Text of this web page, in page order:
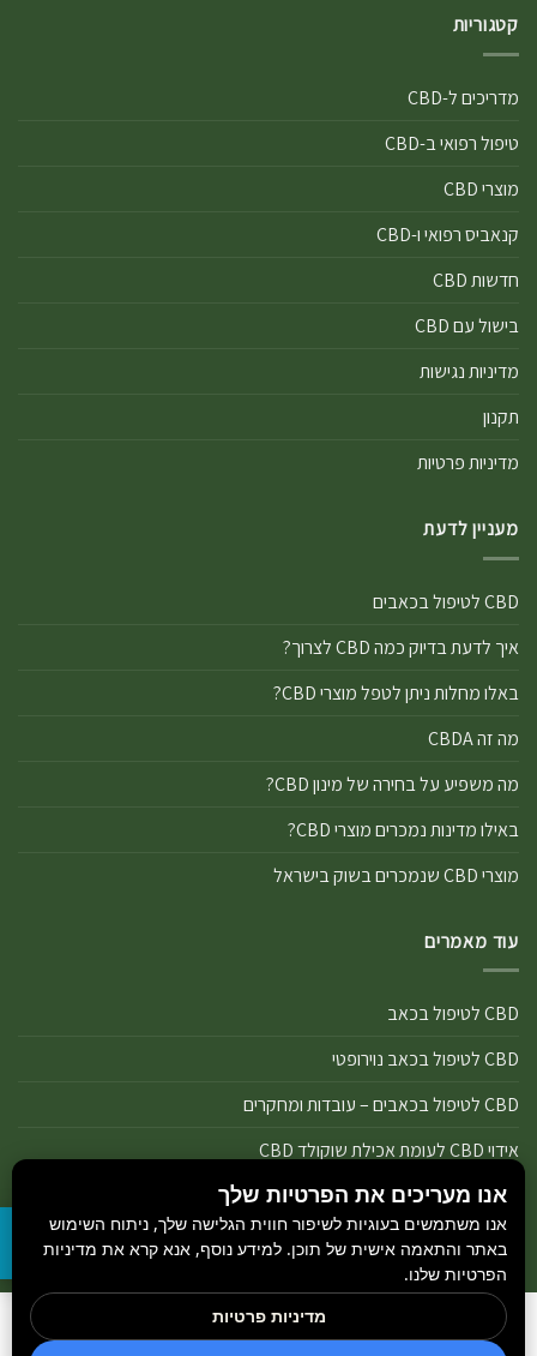
קטגוריות
מדריכים ל-CBD
טיפול רפואי ב-CBD
מוצרי CBD
קנאביס רפואי ו-CBD
חדשות CBD
בישול עם CBD
מדיניות נגישות
תקנון
מדיניות פרטיות
מעניין לדעת
CBD לטיפול בכאבים
איך לדעת בדיוק כמה CBD לצרוך?
באלו מחלות ניתן לטפל מוצרי CBD?
מה זה CBDA
מה משפיע על בחירה של מינון CBD?
באילו מדינות נמכרים מוצרי CBD?
מוצרי CBD שנמכרים בשוק בישראל
עוד מאמרים
CBD לטיפול בכאב
CBD לטיפול בכאב נוירופטי
CBD לטיפול בכאבים – עובדות ומחקרים
אידוי CBD לעומת אכילת שוקולד CBD
אידוי נכון של מוצרי שמן ותפרחת CBD
אידוי שמן CBD או אידוי תפרחת CBD
הבלוג
אנו מעריכים את הפרטיות שלך
אנו משתמשים בעוגיות לשיפור חווית הגלישה שלך, ניתוח השימוש
באתר והתאמה אישית של תוכן. למידע נוסף, אנא קרא את מדיניות
הפרטיות שלנו.
מדיניות פרטיות